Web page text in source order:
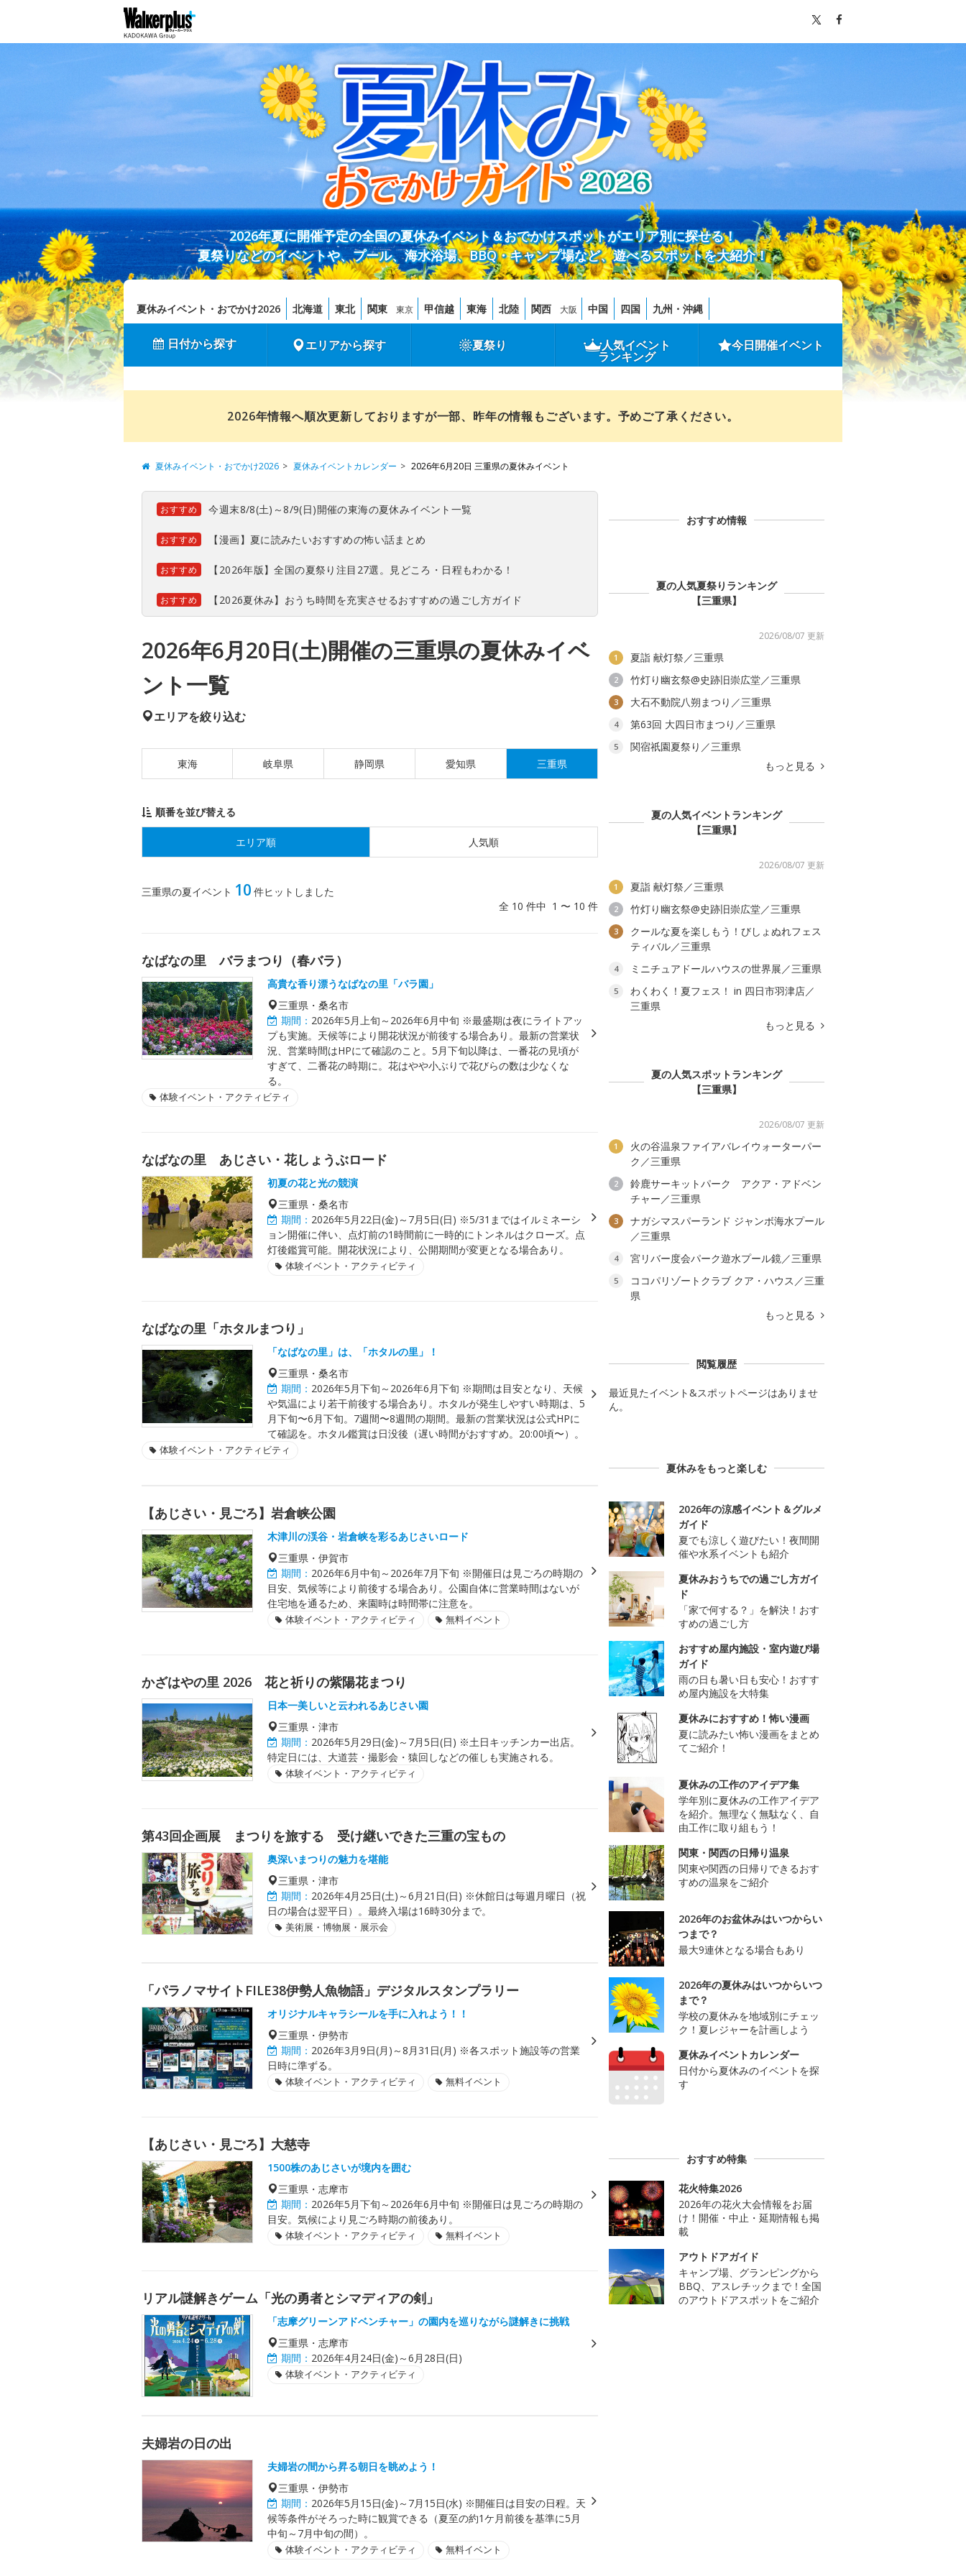
2026年夏に開催予定の全国の夏休みイベント＆おでかけスポットがエリア別に探せる！
夏祭りなどのイベントや、プール、海水浴場、BBQ・キャンプ場など、遊べるスポットを大紹介！
夏休みイベント・おでかけ2026 北海道 東北 関東 東京 甲信越 東海 北陸 関西 大阪 中国 四国 九州・沖縄
日付から探す エリアから探す 夏祭り 人気イベント
ランキング
今日開催イベント
2026年情報へ順次更新しておりますが一部、昨年の情報もございます。予めご了承ください。
夏休みイベント・おでかけ2026 夏休みイベントカレンダー 2026年6月20日 三重県の夏休みイベント
おすすめ 今週末8/8(土)～8/9(日)開催の東海の夏休みイベント一覧
おすすめ 【漫画】夏に読みたいおすすめの怖い話まとめ
おすすめ 【2026年版】全国の夏祭り注目27選。見どころ・日程もわかる！
おすすめ 【2026夏休み】おうち時間を充実させるおすすめの過ごし方ガイド
2026年6月20日(土)開催の三重県の夏休みイベ
ント一覧
エリアを絞り込む
東海 岐阜県 静岡県 愛知県 三重県
順番を並び替える
エリア順 人気順
三重県の夏イベント 10 件ヒットしました
全 10 件中 1 〜 10 件
なばなの里 バラまつり（春バラ）
高貴な香り漂うなばなの里「バラ園」
三重県・桑名市
期間： 2026年5月上旬～2026年6月中旬 ※最盛期は夜にライトアッ
プも実施。天候等により開花状況が前後する場合あり。最新の営業状
況、営業時間はHPにて確認のこと。5月下旬以降は、一番花の見頃が
すぎて、二番花の時期に。花はやや小ぶりで花びらの数は少なくな
る。
体験イベント・アクティビティ
なばなの里 あじさい・花しょうぶロード
初夏の花と光の競演
三重県・桑名市
期間： 2026年5月22日(金)～7月5日(日) ※5/31まではイルミネーシ
ョン開催に伴い、点灯前の1時間前に一時的にトンネルはクローズ。点
灯後鑑賞可能。開花状況により、公開期間が変更となる場合あり。
体験イベント・アクティビティ
なばなの里「ホタルまつり」
「なばなの里」は、「ホタルの里」！
三重県・桑名市
期間： 2026年5月下旬～2026年6月下旬 ※期間は目安となり、天候
や気温により若干前後する場合あり。ホタルが発生しやすい時期は、5
月下旬〜6月下旬。7週間〜8週間の期間。最新の営業状況は公式HPに
て確認を。ホタル鑑賞は日没後（遅い時間がおすすめ。20:00頃〜）。
体験イベント・アクティビティ
【あじさい・見ごろ】岩倉峡公園
木津川の渓谷・岩倉峡を彩るあじさいロード
三重県・伊賀市
期間： 2026年6月中旬～2026年7月下旬 ※開催日は見ごろの時期の
目安、気候等により前後する場合あり。公園自体に営業時間はないが
住宅地を通るため、来園時は時間帯に注意を。
体験イベント・アクティビティ 無料イベント
かざはやの里 2026 花と祈りの紫陽花まつり
日本一美しいと云われるあじさい園
三重県・津市
期間： 2026年5月29日(金)～7月5日(日) ※土日キッチンカー出店。
特定日には、大道芸・撮影会・猿回しなどの催しも実施される。
体験イベント・アクティビティ
第43回企画展 まつりを旅する 受け継いできた三重の宝もの
奥深いまつりの魅力を堪能
三重県・津市
期間： 2026年4月25日(土)～6月21日(日) ※休館日は毎週月曜日（祝
日の場合は翌平日）。最終入場は16時30分まで。
美術展・博物展・展示会
「パラノマサイトFILE38伊勢人魚物語」デジタルスタンプラリー
オリジナルキャラシールを手に入れよう！！
三重県・伊勢市
期間： 2026年3月9日(月)～8月31日(月) ※各スポット施設等の営業
日時に準ずる。
体験イベント・アクティビティ 無料イベント
【あじさい・見ごろ】大慈寺
1500株のあじさいが境内を囲む
三重県・志摩市
期間： 2026年5月下旬～2026年6月中旬 ※開催日は見ごろの時期の
目安。気候により見ごろ時期の前後あり。
体験イベント・アクティビティ 無料イベント
リアル謎解きゲーム「光の勇者とシマディアの剣」
「志摩グリーンアドベンチャー」の園内を巡りながら謎解きに挑戦
三重県・志摩市
期間： 2026年4月24日(金)～6月28日(日)
体験イベント・アクティビティ
夫婦岩の日の出
夫婦岩の間から昇る朝日を眺めよう！
三重県・伊勢市
期間： 2026年5月15日(金)～7月15日(水) ※開催日は目安の日程。天
候等条件がそろった時に観賞できる（夏至の約1ケ月前後を基準に5月
中旬～7月中旬の間）。
体験イベント・アクティビティ 無料イベント
おすすめ情報
夏の人気夏祭りランキング
【三重県】
2026/08/07 更新
1 夏詣 献灯祭／三重県
2 竹灯り幽玄祭@史跡旧崇広堂／三重県
3 大石不動院八朔まつり／三重県
4 第63回 大四日市まつり／三重県
5
関宿祇園夏祭り／三重県
もっと見る
夏の人気イベントランキング
【三重県】
2026/08/07 更新
1 夏詣 献灯祭／三重県
2 竹灯り幽玄祭@史跡旧崇広堂／三重県
3
クールな夏を楽しもう！びしょぬれフェス
ティバル／三重県
4 ミニチュアドールハウスの世界展／三重県
5
わくわく！夏フェス！ in 四日市羽津店／
三重県
もっと見る
夏の人気スポットランキング
【三重県】
2026/08/07 更新
1
火の谷温泉ファイアバレイウォーターパー
ク／三重県
2
鈴鹿サーキットパーク アクア・アドベン
チャー／三重県
3
ナガシマスパーランド ジャンボ海水プール
／三重県
4 宮リバー度会パーク遊水プール鏡／三重県
5
ココパリゾートクラブ クア・ハウス／三重
県
もっと見る
閲覧履歴
最近見たイベント&スポットページはありませ
ん。
夏休みをもっと楽しむ
2026年の涼感イベント＆グルメ
ガイド
夏でも涼しく遊びたい！夜間開
催や水系イベントも紹介
夏休みおうちでの過ごし方ガイ
ド
「家で何する？」を解決！おす
すめの過ごし方
おすすめ屋内施設・室内遊び場
ガイド
雨の日も暑い日も安心！おすす
め屋内施設を大特集
夏休みにおすすめ！怖い漫画
夏に読みたい怖い漫画をまとめ
てご紹介！
夏休みの工作のアイデア集
学年別に夏休みの工作アイデア
を紹介。無理なく無駄なく、自
由工作に取り組もう！
関東・関西の日帰り温泉
関東や関西の日帰りできるおす
すめの温泉をご紹介
2026年のお盆休みはいつからい
つまで？
最大9連休となる場合もあり
2026年の夏休みはいつからいつ
まで？
学校の夏休みを地域別にチェッ
ク！夏レジャーを計画しよう
夏休みイベントカレンダー
日付から夏休みのイベントを探
す
おすすめ特集
花火特集2026
2026年の花火大会情報をお届
け！開催・中止・延期情報も掲
載
アウトドアガイド
キャンプ場、グランピングから
BBQ、アスレチックまで！全国
のアウトドアスポットをご紹介